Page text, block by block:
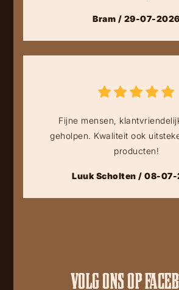
Bram / 29-07-2026
Fijne mensen,
geholpen. Kwaliteit ook
producten!
Luuk Scholten / 08-
VOLG ONS OP